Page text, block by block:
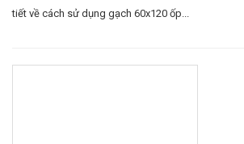
tiết về cách sử dụng gạch 60x120 ốp...